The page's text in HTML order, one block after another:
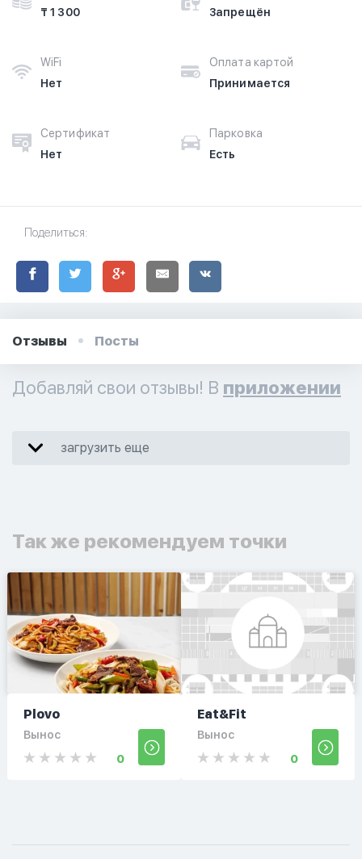
₸ 1 300
Запрещён
WiFi
Нет
Оплата картой
Принимается
Сертификат
Нет
Парковка
Есть
Поделиться:
Отзывы Посты
Добавляй свои отзывы! В приложении
загрузить еще
Так же рекомендуем точки
Plovo
Вынос
0
Eat&Fit
Вынос
0